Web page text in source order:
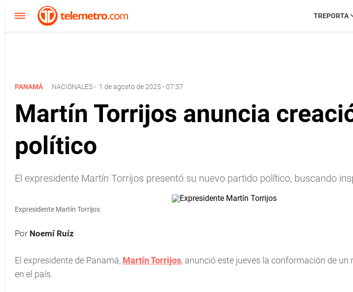
TREPORTA
PANAMÁ NACIONALES- 1 de agosto de 2025 - 07:37
Martín Torrijos anuncia
político
El expresidente Martín Torrijos presentó su nuevo partido político, buscando
Expresidente Martín Torrijos
Por Noemí Ruíz
El expresidente de Panamá, Martín Torrijos, anunció este jueves la conformación de
en el país.